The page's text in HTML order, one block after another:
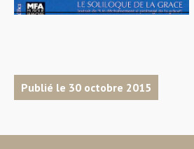
Publié le 30 octobre 2015